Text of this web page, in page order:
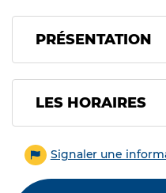
PRÉSENTATION
LES HORAIRES
Signaler une